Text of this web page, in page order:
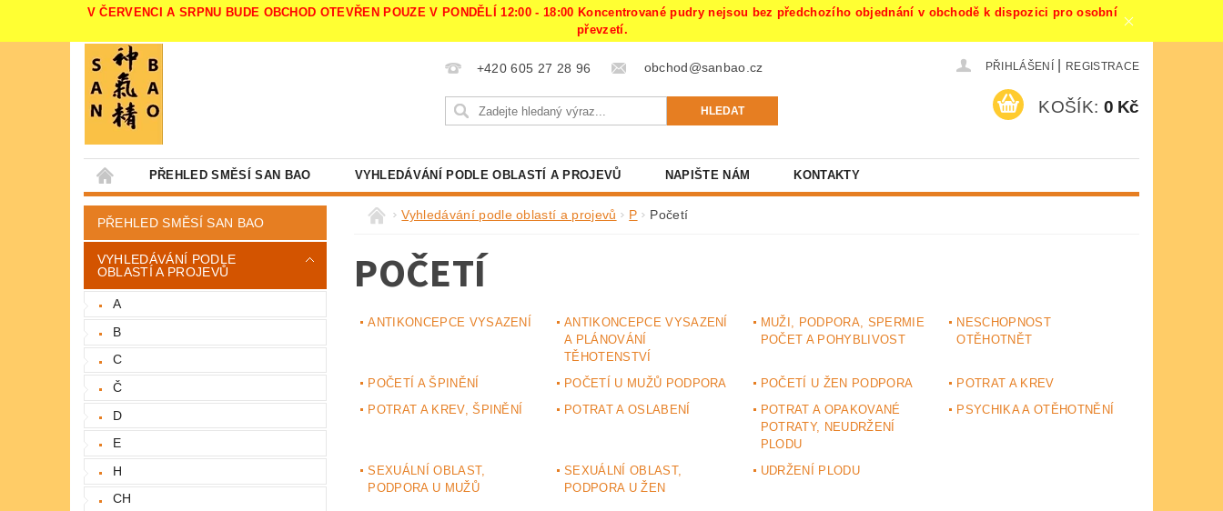
V ČERVENCI A SRPNU BUDE OBCHOD OTEVŘEN POUZE V PONDĚLÍ 12:00 - 18:00 Koncentrované pudry nejsou bez předchozího objednání v obchodě k dispozici pro osobní
převzetí.
+420 605 27 28 96 obchod@sanbao.cz PŘIHLÁŠENÍ REGISTRACE
KOŠÍK: 0 Kč
PŘEHLED SMĚSÍ SAN BAO VYHLEDÁVÁNÍ PODLE OBLASTÍ A PROJEVŮ NAPIŠTE NÁM KONTAKTY
PŘEHLED SMĚSÍ SAN BAO
VYHLEDÁVÁNÍ PODLE
OBLASTÍ A PROJEVŮ
A
B
C
Č
D
E
H
CH
Vyhledávání podle oblastí a projevů P Početí
POČETÍ
ANTIKONCEPCE VYSAZENÍ
ANTIKONCEPCE VYSAZENÍ
A PLÁNOVÁNÍ
TĚHOTENSTVÍ
MUŽI, PODPORA, SPERMIE
POČET A POHYBLIVOST
NESCHOPNOST
OTĚHOTNĚT
POČETÍ A ŠPINĚNÍ POČETÍ U MUŽŮ PODPORA POČETÍ U ŽEN PODPORA
POTRAT A KREV
POTRAT A KREV, ŠPINĚNÍ
POTRAT A OSLABENÍ
POTRAT A OPAKOVANÉ
POTRATY, NEUDRŽENÍ
PLODU
PSYCHIKA A OTĚHOTNĚNÍ
SEXUÁLNÍ OBLAST,
PODPORA U MUŽŮ
SEXUÁLNÍ OBLAST,
PODPORA U ŽEN
UDRŽENÍ PLODU